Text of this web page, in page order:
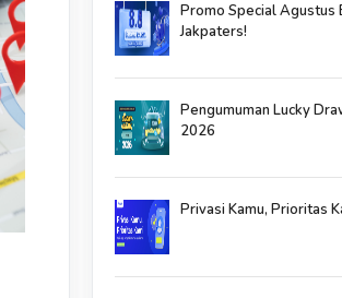
Promo Special Agustus
Jakpaters!
Pengumuman Lucky
2026
Privasi Kamu, Prioritas